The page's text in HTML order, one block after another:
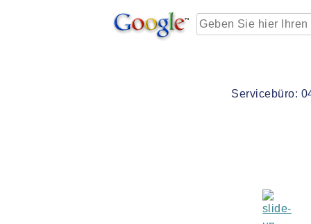
Servicebüro: